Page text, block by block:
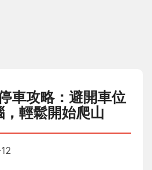
車攻略：避開車位
輕鬆開始爬山